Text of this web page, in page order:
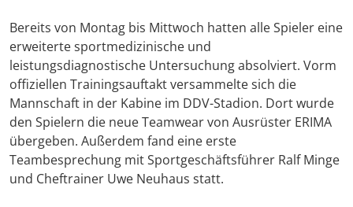
Bereits von Montag bis Mittwoch hatten alle Spieler eine
erweiterte sportmedizinische und
leistungsdiagnostische Untersuchung absolviert. Vorm
offiziellen Trainingsauftakt versammelte sich die
Mannschaft in der Kabine im DDV-Stadion. Dort wurde
den Spielern die neue Teamwear von Ausrüster ERIMA
übergeben. Außerdem fand eine erste
Teambesprechung mit Sportgeschäftsführer Ralf Minge
und Cheftrainer Uwe Neuhaus statt.